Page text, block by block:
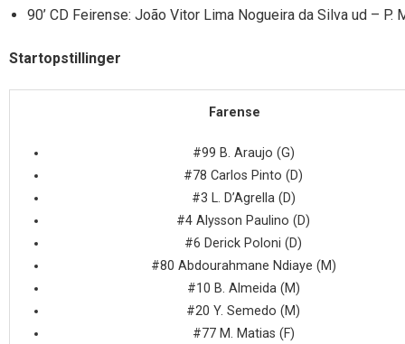
90’ CD Feirense: João Vitor Lima Nogueira da Silva ud – P.
Startopstillinger
Farense
#99 B. Araujo (G)
#78 Carlos Pinto (D)
#3 L. D’Agrella (D)
#4 Alysson Paulino (D)
#6 Derick Poloni (D)
#80 Abdourahmane Ndiaye (M)
#10 B. Almeida (M)
#20 Y. Semedo (M)
#77 M. Matias (F)